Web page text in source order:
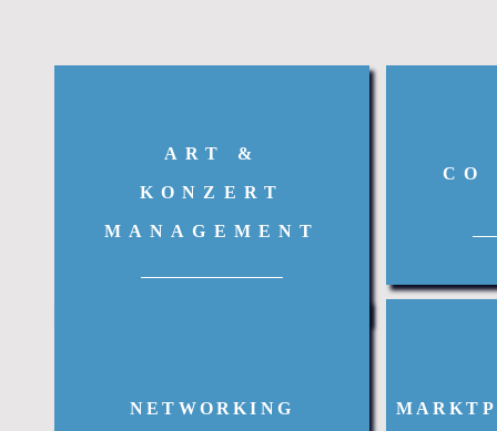
ART &
KONZERT
MANAGEMENT
CO
NETWORKING